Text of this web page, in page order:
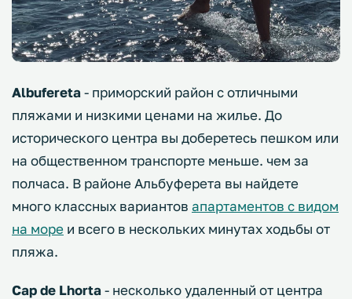
Albufereta- приморский район с отличными
пляжами и низкими ценами на жилье. До
исторического центра вы доберетесь пешком или
на общественном транспорте меньше. чем за
полчаса. В районе Альбуферета вы найдете
много классных вариантов апартаментов с видом
на море и всего в нескольких минутах ходьбы от
пляжа.
Cap de Lhorta- несколько удаленный от центра